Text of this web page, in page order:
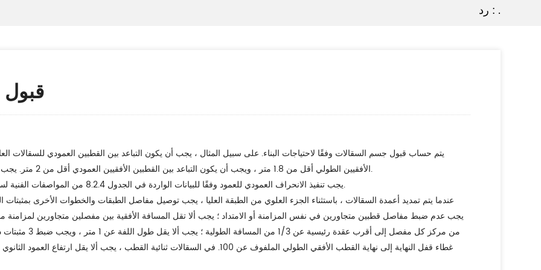
رد : .
الأفقيين الطولي أقل من 1.8 متر ، ويجب أن يكون التباعد بين القطبين الأفقيين العمودي أقل من 2 متر. يجب قبول السقالات التي يحملها المبنى وفقًا لمتطلبات الحساب.
2) يجب تنفيذ الانحراف العمودي للعمود وفقًا للبيانات الواردة في الجدول 8.2.4 من المواصفات الفنية لسقالات الأنابيب الفولاذية من نوع السحابة لتشييد المباني.
من مركز كل مفصل